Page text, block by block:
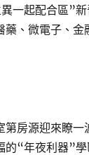
一起配合區”
、微電子、
第房源迎來瞭
“年夜利器”學